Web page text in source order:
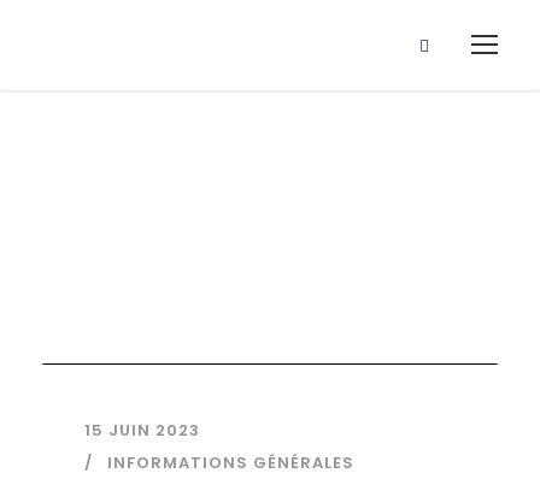
15 JUIN 2023
INFORMATIONS GÉNÉRALES